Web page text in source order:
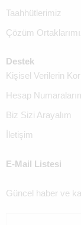
Taahhütlerimiz
Çözüm
Destek
Kişisel Verilerin
Hesap
Biz Sizi Arayalım
İletişim
E-Mail Listesi
Güncel haber ve